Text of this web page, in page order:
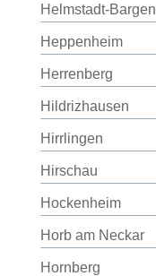
Helmstadt-Bargen
Heppenheim
Herrenberg
Hildrizhausen
Hirrlingen
Hirschau
Hockenheim
Horb am Neckar
Hornberg